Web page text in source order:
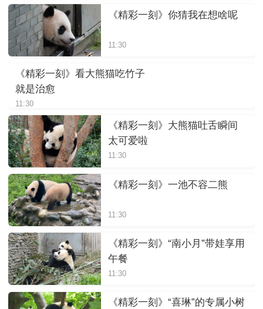
《精彩一刻》你猜我在想啥呢
11:30
《精彩一刻》看大熊猫吃竹子
就是治愈
11:30
《精彩一刻》大熊猫吐舌瞬间
太可爱啦
11:30
《精彩一刻》一池不容二熊
11:30
《精彩一刻》“南小月”带娃享用
午餐
11:30
《精彩一刻》“喜琳”的专属小树